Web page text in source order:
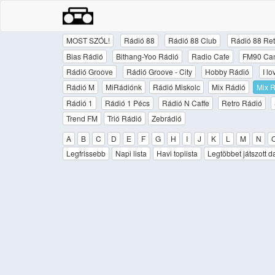
MOST SZÓL! Rádió 88 Rádió 88 Club
Rádió 88
Bias Rádió
Bithang-Yoo Rádió Radio Cafe
FM90
Rádió Groove
Rádió Groove - City Hobby Rádió
I
Rádió M
MiRádiónk Rádió Miskolc Mix Rádió
Mix
Rádió 1
Rádió 1 Pécs Rádió N Caffe Retro Rádió
Trend FM
Trió Rádió
Zebrádió
A
B C D E F G H I J K L M N
Legfrissebb
Napi lista Havi toplista Legtöbbet játszott